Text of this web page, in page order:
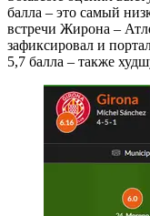
балла – это самый
встречи Жирона –
зафиксировал и
5,7 балла – также